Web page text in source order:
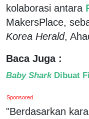
kolaborasi antara
MakersPlace,
Korea Herald,
Baca Juga :
Baby SharkDibuat
Sponsored
"Berdasarkan